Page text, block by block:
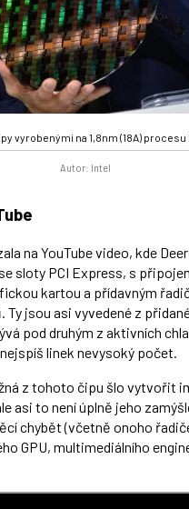
vyrobenými na 1,8nm (18A) procesu
Autor: Intel
na YouTube video, kde
sloty PCI Express, s
kartou a přídavným
Ty jsou asi vyvedené z
pod druhým z aktivních
linek nevysoký počet.
z tohoto čipu šlo vytvořit
asi to není úplně jeho
chybět (včetně onoho
GPU, multimediálního